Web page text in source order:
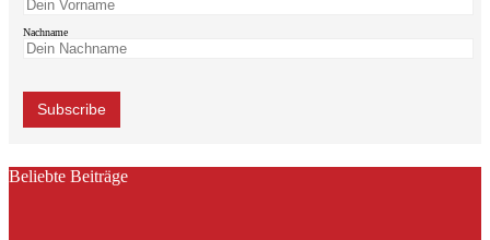
Nachname
Beliebte Beiträge